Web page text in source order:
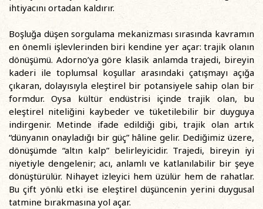
ihtiyacını ortadan kaldırır.
Boşluğa düşen sorgulama mekanizması sırasında kavramın
en önemli işlevlerinden biri kendine yer açar: trajik olanın
dönüşümü. Adorno’ya göre klasik anlamda trajedi, bireyin
kaderi ile toplumsal koşullar arasındaki çatışmayı açığa
çıkaran, dolayısıyla eleştirel bir potansiyele sahip olan bir
formdur. Oysa kültür endüstrisi içinde trajik olan, bu
eleştirel niteliğini kaybeder ve tüketilebilir bir duyguya
indirgenir. Metinde ifade edildiği gibi, trajik olan artık
“dünyanın onayladığı bir güç” hâline gelir. Dediğimiz üzere,
dönüşümde “altın kalp” belirleyicidir. Trajedi, bireyin iyi
niyetiyle dengelenir; acı, anlamlı ve katlanılabilir bir şeye
dönüştürülür. Nihayet izleyici hem üzülür hem de rahatlar.
Bu çift yönlü etki ise eleştirel düşüncenin yerini duygusal
tatmine bırakmasına yol açar.